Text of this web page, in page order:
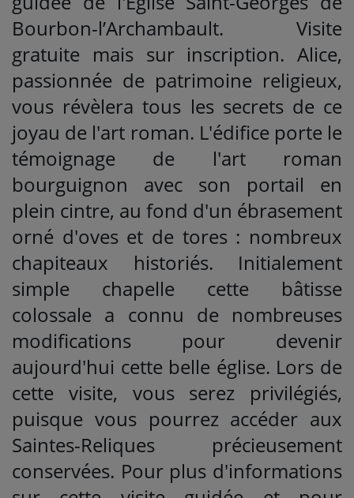
Bourbon-l’Archambault. Visite
gratuite mais sur inscription. Alice,
passionnée de patrimoine religieux,
vous révèlera tous les secrets de ce
joyau de l'art roman. L'édifice porte le
témoignage de l'art roman
bourguignon avec son portail en
plein cintre, au fond d'un ébrasement
orné d'oves et de tores : nombreux
chapiteaux historiés. Initialement
simple chapelle cette bâtisse
colossale a connu de nombreuses
modifications pour devenir
aujourd'hui cette belle église. Lors de
cette visite, vous serez privilégiés,
puisque vous pourrez accéder aux
Saintes-Reliques précieusement
conservées. Pour plus d'informations